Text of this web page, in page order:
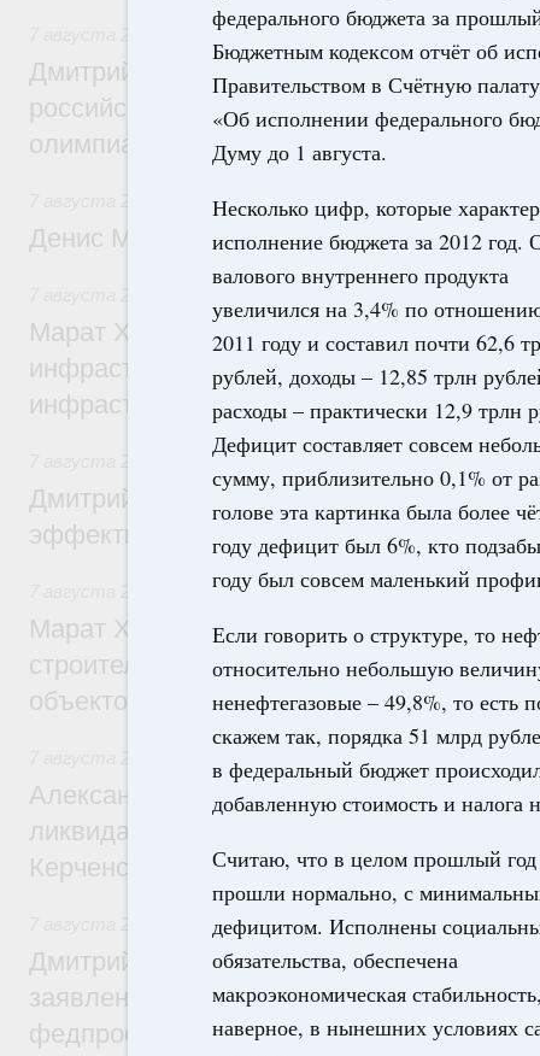
федерального бюджета за
Бюджетным кодексом отчёт об
Правительством в Счётную
«Об исполнении федерального
Думу до 1 августа.
Несколько цифр, которые
исполнение бюджета за 2012 год.
валового внутреннего продукта
увеличился на 3,4% по
2011 году и составил почти 62,6
рублей, доходы – 12,85 трлн
расходы – практически 12,9 трлн
Дефицит составляет совсем
сумму, приблизительно 0,1% от
голове эта картинка была более
году дефицит был 6%, кто
году был совсем маленький
Если говорить о структуре, то
относительно небольшую
ненефтегазовые – 49,8%, то есть
скажем так, порядка 51 млрд
в федеральный бюджет
добавленную стоимость и
Считаю, что в целом прошлый
прошли нормально, с
дефицитом. Исполнены
обязательства, обеспечена
макроэкономическая
наверное, в нынешних условиях
Отрасль информационных технологий
Дмитрий Чернышенко и Сергей Кравцов
российскую сборную с победой на
олимпиаде по искусственному
Общие вопросы промышленной политики
Денис Мантуров посетил Ярославскую
Бюджеты субъектов Федерации.
Марат Хуснуллин: 15 объектов
инфраструктуры построили и обновили
инфраструктурным кредитам
Развитие сельских территорий
Дмитрий Патрушев: Синхронизация
эффективность поддержки сельских
Экономика городов. Городская среда
Марат Хуснуллин: «Единый заказчик»
строительство и реконструкцию более
объектов
Чрезвычайные ситуации и ликвидация их
Александр Козлов провёл заседание
ликвидации последствий чрезвычайной
Керченском проливе
Среднее профессиональное образование
Дмитрий Чернышенко: Установлен
заявлений от абитуриентов колледжей и
федпроекта «Профессионалитет»